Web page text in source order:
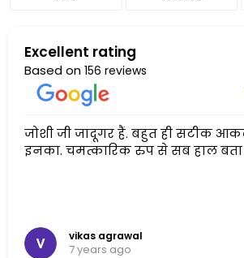
Excellent rating
Based on 156 reviews
जोशी जी जादूगर हैं. बहुत ही सटीक
इनका. चमत्कारिक रुप से सब हाल बता
vikas agrawal
7 years ago